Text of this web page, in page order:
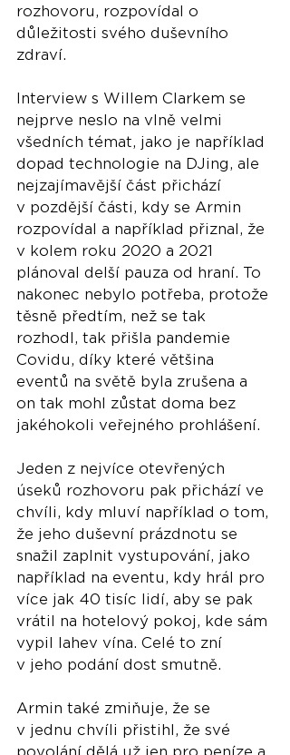
rozhovoru, rozpovídal o
důležitosti svého duševního
zdraví.
Interview s Willem Clarkem se
nejprve neslo na vlně velmi
všedních témat, jako je například
dopad technologie na DJing, ale
nejzajímavější část přichází
v pozdější části, kdy se Armin
rozpovídal a například přiznal, že
v kolem roku 2020 a 2021
plánoval delší pauza od hraní. To
nakonec nebylo potřeba, protože
těsně předtím, než se tak
rozhodl, tak přišla pandemie
Covidu, díky které většina
eventů na světě byla zrušena a
on tak mohl zůstat doma bez
jakéhokoli veřejného prohlášení.
Jeden z nejvíce otevřených
úseků rozhovoru pak přichází ve
chvíli, kdy mluví například o tom,
že jeho duševní prázdnotu se
snažil zaplnit vystupování, jako
například na eventu, kdy hrál pro
více jak 40 tisíc lidí, aby se pak
vrátil na hotelový pokoj, kde sám
vypil lahev vína. Celé to zní
v jeho podání dost smutně.
Armin také zmiňuje, že se
v jednu chvíli přistihl, že své